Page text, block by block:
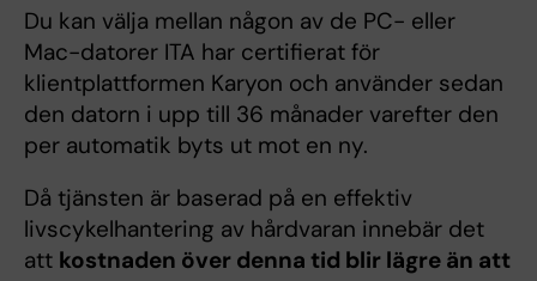
Du kan välja mellan någon av de PC- eller
Mac-datorer ITA har certifierat för
klientplattformen Karyon och använder sedan
den datorn i upp till 36 månader varefter den
per automatik byts ut mot en ny.
Då tjänsten är baserad på en effektiv
livscykelhantering av hårdvaran innebär det
att kostnaden över denna tid blir lägre än att